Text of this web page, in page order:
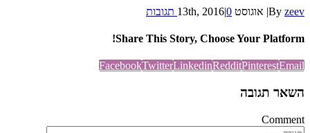
By zeev
| אוגוסט 13th, 2016 |0 תגובות
Share This Story, Choose Your Platform!
FacebookTwitterLinkedinRedditPinterestEmail
השאר תגובה
Comment